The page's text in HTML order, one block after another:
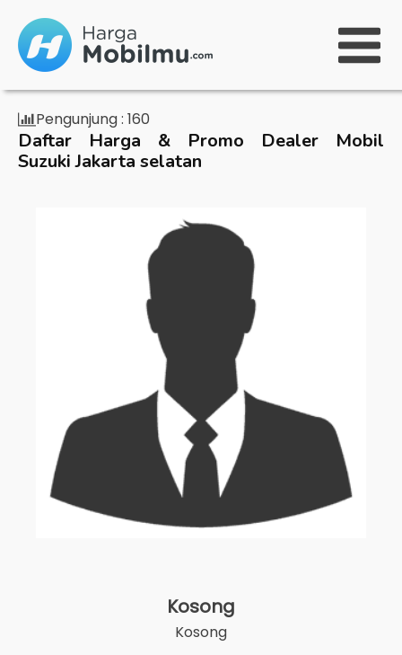
Pengunjung : 160
Daftar Harga & Promo Dealer Mobil
Suzuki Jakarta selatan
Kosong
Kosong